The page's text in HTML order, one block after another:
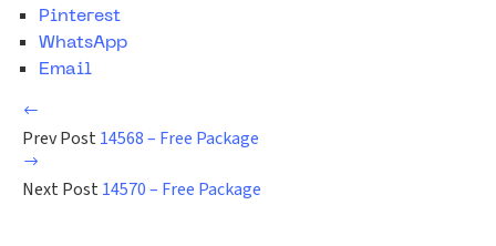
Pinterest
WhatsApp
Email
Prev Post 14568 – Free Package
Next Post 14570 – Free Package